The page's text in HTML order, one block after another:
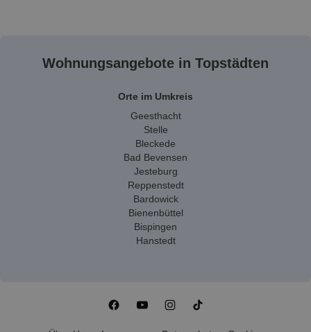
Wohnungsangebote in Topstädten
Orte im Umkreis
Geesthacht
Stelle
Bleckede
Bad Bevensen
Jesteburg
Reppenstedt
Bardowick
Bienenbüttel
Bispingen
Hanstedt